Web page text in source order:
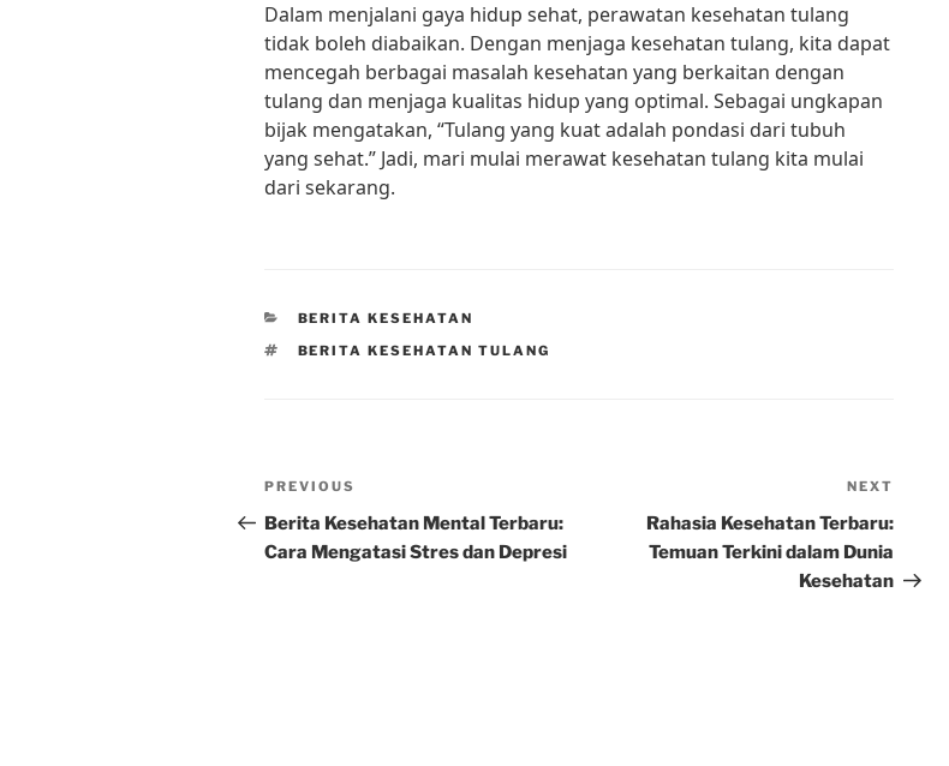
Dalam menjalani gaya hidup sehat, perawatan kesehatan tulang
tidak boleh diabaikan. Dengan menjaga kesehatan tulang, kita dapat
mencegah berbagai masalah kesehatan yang berkaitan dengan
tulang dan menjaga kualitas hidup yang optimal. Sebagai ungkapan
bijak mengatakan, “Tulang yang kuat adalah pondasi dari tubuh
yang sehat.” Jadi, mari mulai merawat kesehatan tulang kita mulai
dari sekarang.
CATEGORIES
BERITA KESEHATAN
TAGS
BERITA KESEHATAN TULANG
Post
navigation
Previous
Post
PREVIOUS
Berita Kesehatan Mental Terbaru:
Cara Mengatasi Stres dan Depresi
Post
NEXT
Rahasia Kesehatan Terbaru:
Temuan Terkini dalam Dunia
Kesehatan